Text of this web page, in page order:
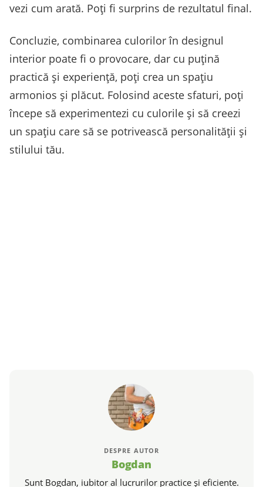
vezi cum arată. Poți fi surprins de rezultatul final.
Concluzie, combinarea culorilor în designul
interior poate fi o provocare, dar cu puțină
practică și experiență, poți crea un spațiu
armonios și plăcut. Folosind aceste sfaturi, poți
începe să experimentezi cu culorile și să creezi
un spațiu care să se potrivească personalității și
stilului tău.
DESPRE AUTOR
Bogdan
Sunt Bogdan, iubitor al lucrurilor practice și eficiente.